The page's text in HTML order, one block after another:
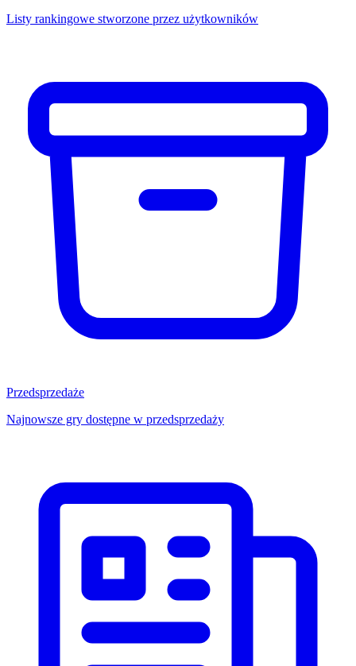
Listy rankingowe stworzone przez użytkowników
Przedsprzedaże
Najnowsze gry dostępne w przedsprzedaży